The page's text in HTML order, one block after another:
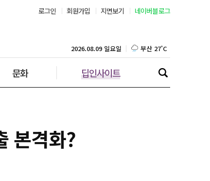
로그인 회원가입 지면보기 네이버블로그
문화 딥인사이트
2026.08.09 일요일 대구 26˚C
인천 27˚C
본격화?